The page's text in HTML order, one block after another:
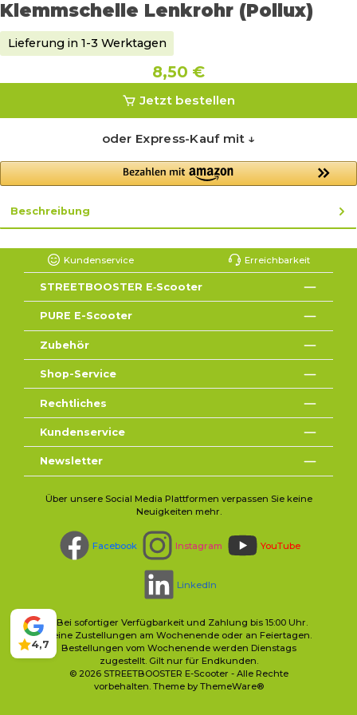
Klemmschelle Lenkrohr (Pollux)
Lieferung in 1-3 Werktagen
8,50 €
Jetzt bestellen
oder Express-Kauf mit ↓
Beschreibung
Kundenservice Erreichbarkeit
STREETBOOSTER E‑Scooter
PURE E-Scooter
Zubehör
Shop-Service
Rechtliches
Kundenservice
Newsletter
Über unsere Social Media Plattformen verpassen Sie keine
Neuigkeiten mehr.
Facebook Instagram YouTube
LinkedIn
* Bei sofortiger Verfügbarkeit und Zahlung bis 15:00 Uhr.
Keine Zustellungen am Wochenende oder an Feiertagen.
Bestellungen vom Wochenende werden Dienstags
zugestellt. Gilt nur für Endkunden.
4,7
© 2026 STREETBOOSTER E-Scooter - Alle Rechte
vorbehalten. Theme by ThemeWare®